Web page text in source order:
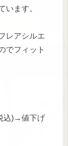
います。
レアシルエ
でフィット
込)→値下げ